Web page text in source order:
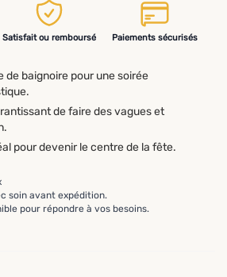
Satisfait ou remboursé Paiements sécurisés
de baignoire pour une soirée
de faire des vagues et
pour devenir le centre de la fête.
soin avant expédition.
pour répondre à vos besoins.